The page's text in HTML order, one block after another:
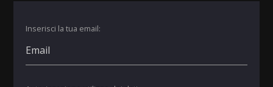
Inserisci la tua email: